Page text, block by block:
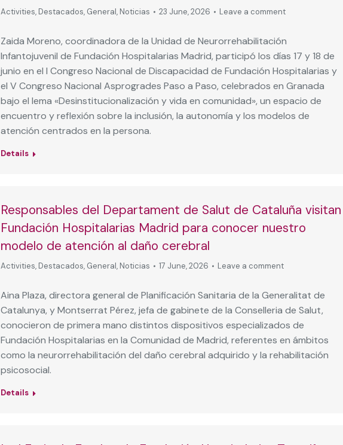
Activities, Destacados, General, Noticias 23 June, 2026 Leave a comment
Zaida Moreno, coordinadora de la Unidad de Neurorrehabilitación
Infantojuvenil de Fundación Hospitalarias Madrid, participó los días 17 y 18 de
junio en el I Congreso Nacional de Discapacidad de Fundación Hospitalarias y
el V Congreso Nacional Asprogrades Paso a Paso, celebrados en Granada
bajo el lema «Desinstitucionalización y vida en comunidad», un espacio de
encuentro y reflexión sobre la inclusión, la autonomía y los modelos de
atención centrados en la persona.
Details
Responsables del Departament de Salut de Cataluña visitan
Fundación Hospitalarias Madrid para conocer nuestro
modelo de atención al daño cerebral
Activities, Destacados, General, Noticias 17 June, 2026 Leave a comment
Aina Plaza, directora general de Planificación Sanitaria de la Generalitat de
Catalunya, y Montserrat Pérez, jefa de gabinete de la Conselleria de Salut,
conocieron de primera mano distintos dispositivos especializados de
Fundación Hospitalarias en la Comunidad de Madrid, referentes en ámbitos
como la neurorrehabilitación del daño cerebral adquirido y la rehabilitación
psicosocial.
Details